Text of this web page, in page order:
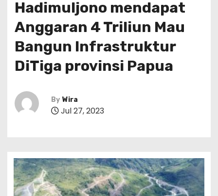
Hadimuljono mendapat
Anggaran 4 Triliun Mau
Bangun Infrastruktur
DiTiga provinsi Papua
By Wira
Jul 27, 2023